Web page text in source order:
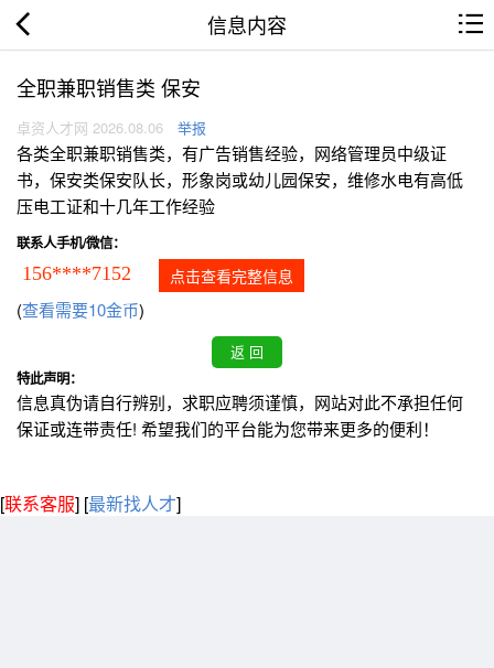
信息内容
全职兼职销售类 保安
卓资人才网 2026.08.06 举报
各类全职兼职销售类，有广告销售经验，网络管理员中级证
书，保安类保安队长，形象岗或幼儿园保安，维修水电有高低
压电工证和十几年工作经验
联系人手机/微信：
156****7152 点击查看完整信息
(查看需要10金币)
特此声明：
信息真伪请自行辨别，求职应聘须谨慎，网站对此不承担任何
保证或连带责任! 希望我们的平台能为您带来更多的便利！
[联系客服] [最新找人才]